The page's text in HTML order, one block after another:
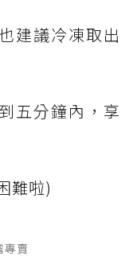
建議冷凍取出
五分鐘內，享
難啦)
專賣